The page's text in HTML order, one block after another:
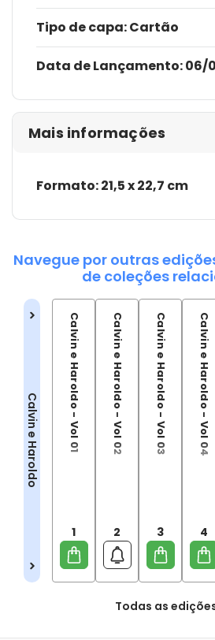
Tipo de capa:Cartão
Data de Lançamento:06/
Mais informações
Formato: 21,5 x 22,7 cm
Navegue por outras
de coleções
Calvin e Haroldo Calvin e Haroldo - Vol 01
1
Calvin e Haroldo - Vol 02
2
Calvin e Haroldo - Vol 03
3
Calvin e Haroldo - Vol 04
4
Todas as